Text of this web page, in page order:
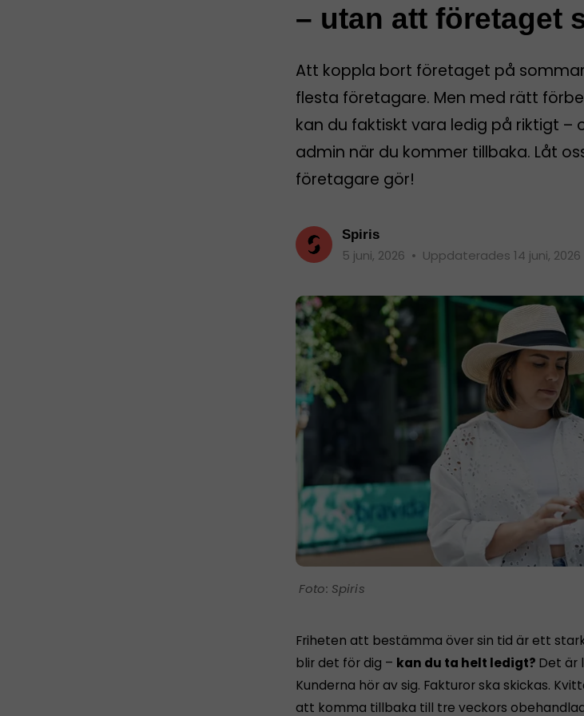
– utan att företaget
Att koppla bort företaget på
flesta företagare. Men med rätt
kan du faktiskt vara ledig på riktigt –
admin när du kommer tillbaka. Låt
företagare gör!
Spiris
5 juni, 2026 • Uppdaterades 14 juni, 2026
Spiris
Friheten att bestämma över sin tid är ett
blir det för dig – kan du ta helt ledigt? Det är
Kunderna hör av sig. Fakturor ska skickas.
att komma tillbaka till tre veckors